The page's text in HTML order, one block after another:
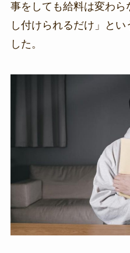
事をしても給料は変わ
し付けられるだけ」と
した。